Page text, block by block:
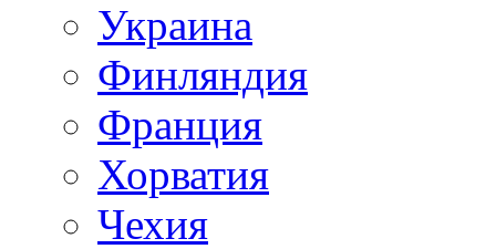
Украина
Финляндия
Франция
Хорватия
Чехия